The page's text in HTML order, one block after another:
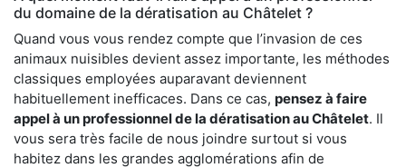
du domaine de la dératisation au Châtelet ?
Quand vous vous rendez compte que l’invasion de ces
animaux nuisibles devient assez importante, les méthodes
classiques employées auparavant deviennent
habituellement inefficaces. Dans ce cas, pensez à faire
appel à un professionnel de la dératisation au Châtelet. Il
vous sera très facile de nous joindre surtout si vous
habitez dans les grandes agglomérations afin de